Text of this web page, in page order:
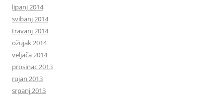
lipanj 2014
svibanj 2014
travanj 2014
ožujak 2014
veljača 2014
prosinac 2013
rujan 2013
srpanj 2013